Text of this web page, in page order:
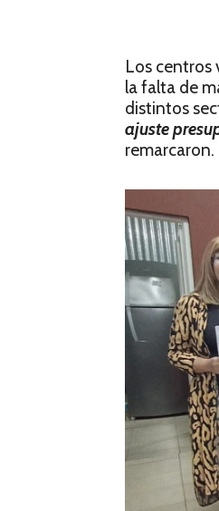
Los centros
la falta de
distintos
ajuste
remarcaron.